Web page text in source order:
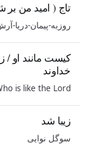
تاج ( امید من
روزبه-پیمان-دریا-
کیست مانند او /
خداوند
is like the Lord
زیبا شد
سوگل نوایی